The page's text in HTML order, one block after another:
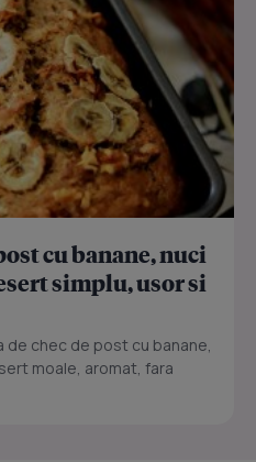
cu banane, nuci
simplu, usor si
chec de post cu banane,
moale, aromat, fara